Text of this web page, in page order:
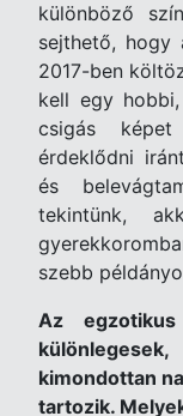
különböző
sejthető, hogy
2017-ben
kell egy
csigás
érdeklődni
és
tekintünk,
szebb
Az
kimondottan
tartozik.